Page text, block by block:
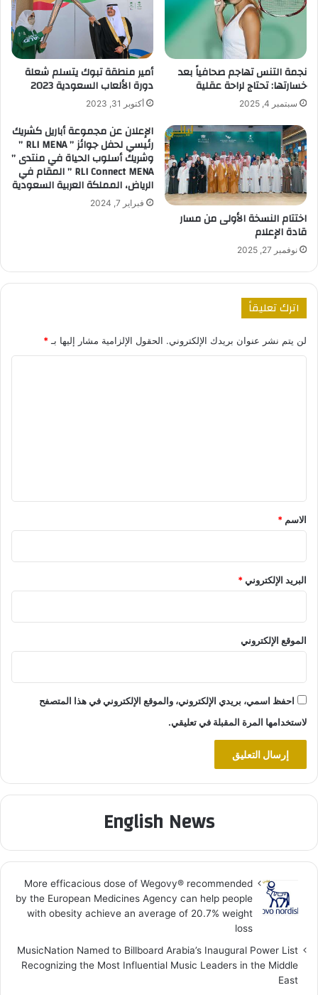
نجمة التنس تهاجم صحافياً بعد
خسارتها: تحتاج لراحة عقلية
سبتمبر 4, 2025
أمير منطقة تبوك يتسلم شعلة
دورة الألعاب السعودية 2023
أكتوبر 31, 2023
اختتام النسخة الأولى من مسار
قادة الإعلام
نوفمبر 27, 2025
الإعلان عن مجموعة أباريل كشريك
رئيسي لحفل جوائز ” RLI MENA ”
وشريك أسلوب الحياة في منتدى ”
RLI Connect MENA ” المقام في
الرياض، المملكة العربية السعودية
فبراير 7, 2024
اترك تعليقاً
لن يتم نشر عنوان بريدك الإلكتروني. الحقول الإلزامية مشار إليها بـ *
*
الاسم *
البريد الإلكتروني*
الموقع الإلكتروني
احفظ اسمي، بريدي الإلكتروني، والموقع الإلكتروني في هذا المتصفح
لاستخدامها المرة المقبلة في تعليقي.
English News
More efficacious dose of Wegovy®️ recommended
by the European Medicines Agency can help people
with obesity achieve an average of 20.7% weight
loss
MusicNation Named to Billboard Arabia’s Inaugural Power List
Recognizing the Most Influential Music Leaders in the Middle
East